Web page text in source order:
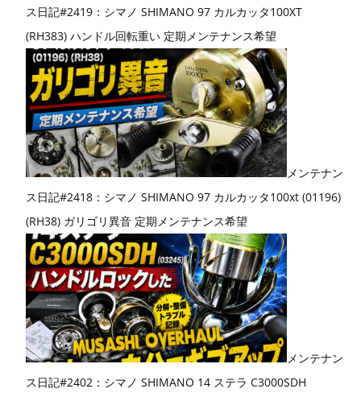
ス日記#2419：シマノ SHIMANO 97 カルカッタ100XT
(RH383) ハンドル回転重い 定期メンテナンス希望
メンテナン
ス日記#2418：シマノ SHIMANO 97 カルカッタ100xt (01196)
(RH38) ガリゴリ異音 定期メンテナンス希望
メンテナン
ス日記#2402：シマノ SHIMANO 14 ステラ C3000SDH